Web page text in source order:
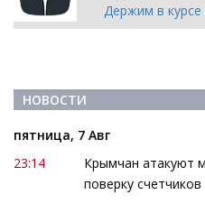
Держим в курсе
НОВОСТИ
пятница, 7 Авг
23:14
Крымчан атакуют
поверку счетчиков